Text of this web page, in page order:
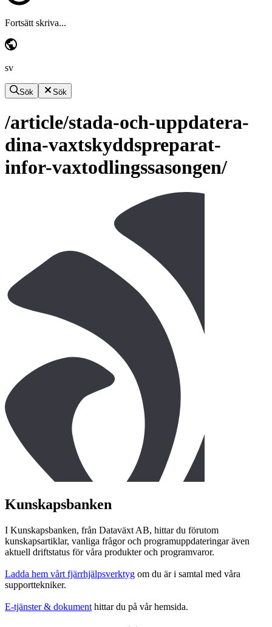
Fortsätt skriva...
sv
Sök Sök
/article/stada-och-uppdatera-
dina-vaxtskyddspreparat-
infor-vaxtodlingssasongen/
Kunskapsbanken
I Kunskapsbanken, från Dataväxt AB, hittar du förutom
kunskapsartiklar, vanliga frågor och programuppdateringar även
aktuell driftstatus för våra produkter och programvaror.
Ladda hem vårt fjärrhjälpsverktyg om du är i samtal med våra
supporttekniker.
E-tjänster & dokument hittar du på vår hemsida.